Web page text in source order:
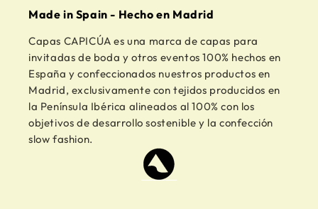
Made in Spain - Hecho en Madrid
Capas CAPICÚA es una marca de capas para
invitadas de boda y otros eventos 100% hechos en
España y confeccionados nuestros productos en
Madrid, exclusivamente con tejidos producidos en
la Península Ibérica alineados al 100% con los
objetivos de desarrollo sostenible y la confección
slow fashion.